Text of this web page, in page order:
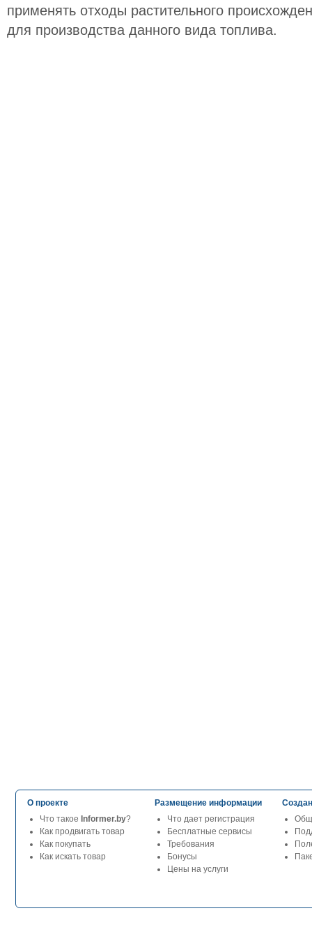
применять отходы растительного
для производства данного вида топлива.
О проекте
Что такое Informer.by?
Как продвигать товар
Как покупать
Как искать товар
Размещение информации
Что дает регистрация
Бесплатные сервисы
Требования
Бонусы
Цены на услуги